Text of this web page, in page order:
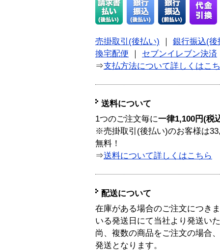
売掛取引(後払い)
銀行振込(後
換宅配便
セブンイレブン決済
⇒支払方法について詳しくはこ
送料について
1つのご注文毎に一律1,100円(税
※売掛取引(後払い)のお客様は
無料！
⇒送料について詳しくはこちら
配送について
在庫がある場合のご注文につき
いる発送日にて当社より発送い
尚、複数の商品をご注文の場合
発送となります。